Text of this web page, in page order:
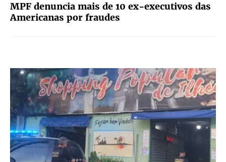
MPF denuncia mais de 10 ex-executivos das
Americanas por fraudes